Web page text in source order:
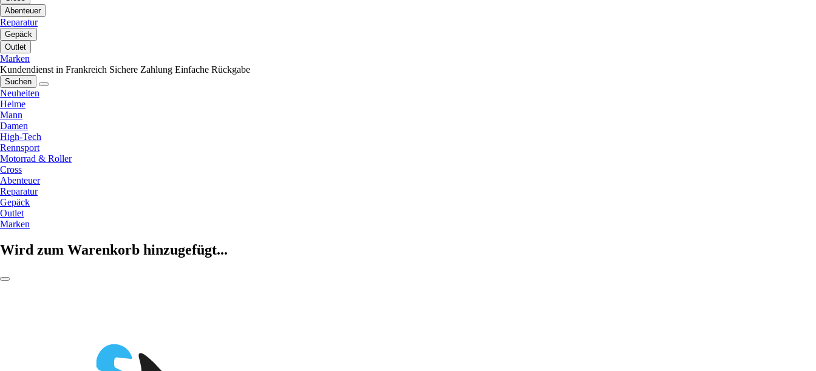
Abenteuer
Reparatur
Gepäck
Outlet
Marken
Kundendienst in Frankreich Sichere Zahlung Einfache Rückgabe
Suchen
Neuheiten
Helme
Mann
Damen
High-Tech
Rennsport
Motorrad & Roller
Cross
Abenteuer
Reparatur
Gepäck
Outlet
Marken
Wird zum Warenkorb hinzugefügt...